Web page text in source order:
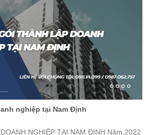
nghiệp tại Nam Định
NGHIỆP TẠI NAM ĐỊNH Năm 2022